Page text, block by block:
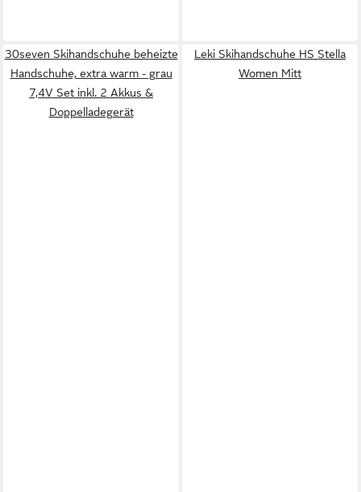
30seven Skihandschuhe beheizte
Handschuhe, extra warm - grau
7,4V Set inkl. 2 Akkus &
Doppelladegerät
Leki Skihandschuhe HS Stella
Women Mitt